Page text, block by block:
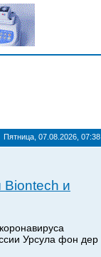
Пятница, 07.08.2026, 07:38
Biontech и
Урсула фон дер